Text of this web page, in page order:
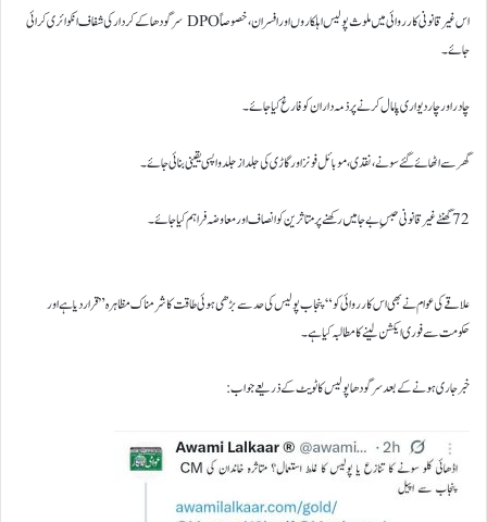
اس غیرقانونی کارروائی میں ملوث پولیس اہلکاروں اور افسران، خصوصاً DPO سرگودھا کے کردار کی شفاف انکوائری کرائی
جائے۔
چادر اور چاردیواری پامال کرنے پر ذمہ داران کو فارغ کیا جائے۔
گھر سے اٹھائے گئے سونے، نقدی، موبائل فونز اور گاڑی کی جلد از جلد واپسی یقینی بنائی جائے۔
72 گھنٹے غیرقانونی حبسِ بےجا میں رکھنے پر متاثرین کو انصاف اور معاوضہ فراہم کیا جائے۔
علاقے کی عوام نے بھی اس کارروائی کو “پنجاب پولیس کی حد سے بڑھی ہوئی طاقت کا شرمناک مظاہرہ” قرار دیا ہے اور
حکومت سے فوری ایکشن لینے کا مطالبہ کیا ہے۔
خبر جاری ہونے کے بعد سرگودھا پولیس کا ٹویٹ کے ذریعے جواب: